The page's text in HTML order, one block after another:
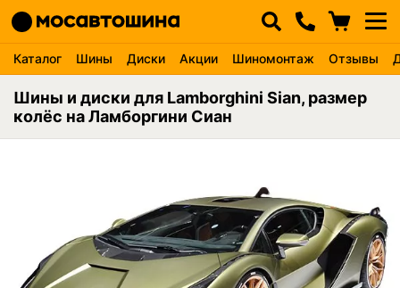
Каталог Шины Диски Акции Шиномонтаж Отзывы
Шины и диски для Lamborghini Sian, размер
колёс на Ламборгини Сиан